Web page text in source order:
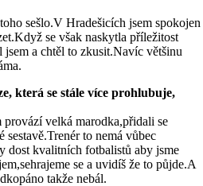
sešlo.V Hradešicích jsem spokojen
se však naskytla příležitost
a chtěl to zkusit.Navíc většinu
která se stále více prohlubuje,
velká marodka,přidali se
to nemá vůbec
dost kvalitních fotbalistů aby jsme
se a uvidíš že to půjde.A
takže nebál.